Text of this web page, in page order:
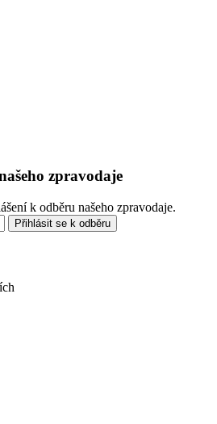
zpravodaje
k odběru našeho zpravodaje.
Přihlásit se k odběru